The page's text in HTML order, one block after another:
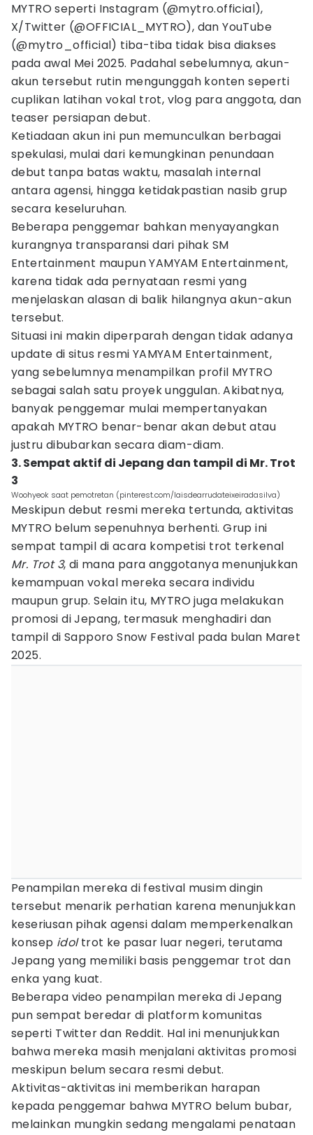
MYTRO seperti Instagram (@mytro.official),
X/Twitter (@OFFICIAL_MYTRO), dan YouTube
(@mytro_official) tiba-tiba tidak bisa diakses
pada awal Mei 2025. Padahal sebelumnya, akun-
akun tersebut rutin mengunggah konten seperti
cuplikan latihan vokal trot, vlog para anggota, dan
teaser persiapan debut.
Ketiadaan akun ini pun memunculkan berbagai
spekulasi, mulai dari kemungkinan penundaan
debut tanpa batas waktu, masalah internal
antara agensi, hingga ketidakpastian nasib grup
secara keseluruhan.
Beberapa penggemar bahkan menyayangkan
kurangnya transparansi dari pihak SM
Entertainment maupun YAMYAM Entertainment,
karena tidak ada pernyataan resmi yang
menjelaskan alasan di balik hilangnya akun-akun
tersebut.
Situasi ini makin diperparah dengan tidak adanya
update di situs resmi YAMYAM Entertainment,
yang sebelumnya menampilkan profil MYTRO
sebagai salah satu proyek unggulan. Akibatnya,
banyak penggemar mulai mempertanyakan
apakah MYTRO benar-benar akan debut atau
justru dibubarkan secara diam-diam.
3. Sempat aktif di Jepang dan tampil di Mr. Trot
3
Woohyeok saat pemotretan (pinterest.com/laisdearrudateixeiradasilva)
Meskipun debut resmi mereka tertunda, aktivitas
MYTRO belum sepenuhnya berhenti. Grup ini
sempat tampil di acara kompetisi trot terkenal
Mr. Trot 3, di mana para anggotanya menunjukkan
kemampuan vokal mereka secara individu
maupun grup. Selain itu, MYTRO juga melakukan
promosi di Jepang, termasuk menghadiri dan
tampil di Sapporo Snow Festival pada bulan Maret
2025.
Penampilan mereka di festival musim dingin
tersebut menarik perhatian karena menunjukkan
keseriusan pihak agensi dalam memperkenalkan
konsep idoltrot ke pasar luar negeri, terutama
Jepang yang memiliki basis penggemar trot dan
enka yang kuat.
Beberapa video penampilan mereka di Jepang
pun sempat beredar di platform komunitas
seperti Twitter dan Reddit. Hal ini menunjukkan
bahwa mereka masih menjalani aktivitas promosi
meskipun belum secara resmi debut.
Aktivitas-aktivitas ini memberikan harapan
kepada penggemar bahwa MYTRO belum bubar,
melainkan mungkin sedang mengalami penataan